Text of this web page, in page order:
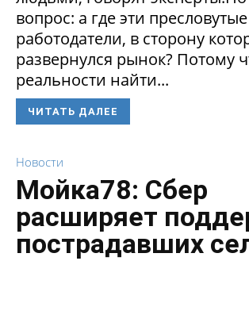
вопрос: а где эти пресловутые
работодатели, в сторону
развернулся рынок? Потому
реальности найти...
ЧИТАТЬ ДАЛЕЕ
Новости
Мойка78: Сбер
расширяет
пострадавших